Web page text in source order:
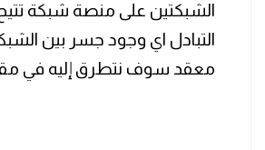
الشبكتين على منصة شبكة تتيح
التبادل اي وجود جسر بين
معقد سوف نتطرق إليه في